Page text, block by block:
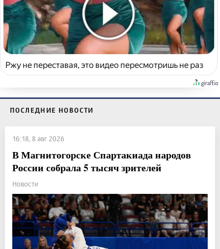
Ржу не переставая, это видео пересмотришь не раз
ПОСЛЕДНИЕ НОВОСТИ
16:18, 8 авг 2026
В Магнитогорске Спартакиада народов
России собрала 5 тысяч зрителей
Новости